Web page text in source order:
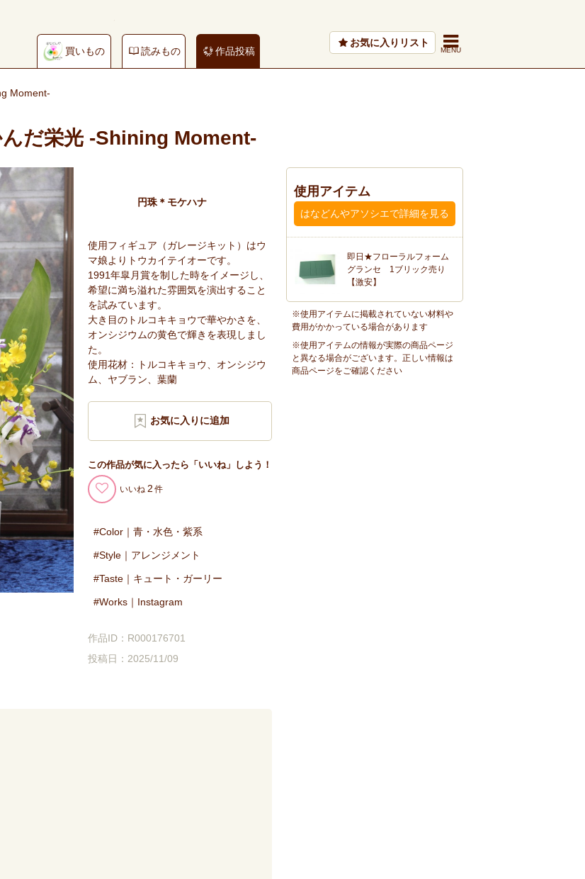
買いもの 読みもの 作品投稿
お気に入りリスト
Moment-
だ栄光 -Shining Moment-
円珠＊モケハナ
使用フィギュア（ガレージキット）はウ
マ娘よりトウカイテイオーです。
1991年皐月賞を制した時をイメージし、
希望に満ち溢れた雰囲気を演出すること
を試みています。
大き目のトルコキキョウで華やかさを、
オンシジウムの黄色で輝きを表現しまし
た。
使用花材：トルコキキョウ、オンシジウ
ム、ヤブラン、葉蘭
この作品が気に入ったら「いいね」しよう！
いいね 2
Color｜青・水色・紫系
Style｜アレンジメント
Taste｜キュート・ガーリー
Works｜Instagram
作品ID：R000176701
投稿日：2025/11/09
使用アイテム
はなどんやアソシエで詳細を見る
即日★フローラルフォーム
グランセ 1ブリック売り
【激安】
※使用アイテムに掲載されていない材料や
費用がかかっている場合があります
※使用アイテムの情報が実際の商品ページ
と異なる場合がございます。正しい情報は
商品ページをご確認ください